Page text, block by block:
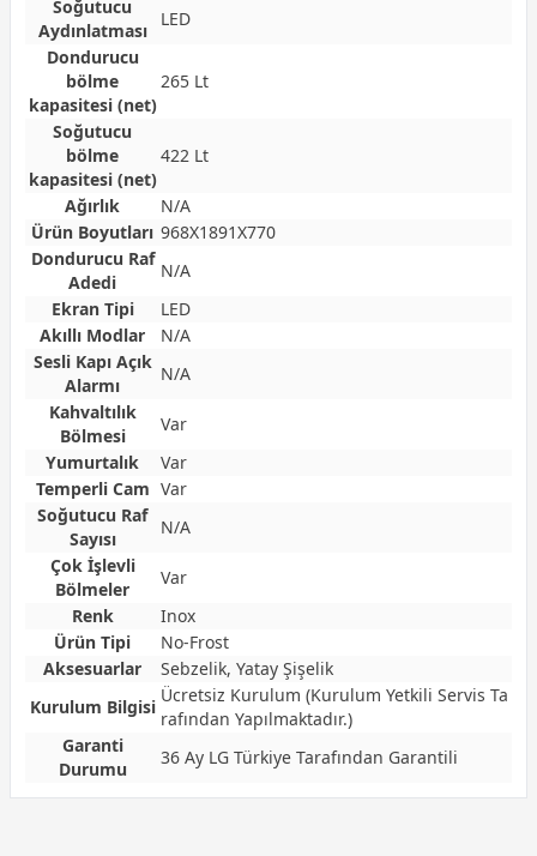
Soğutucu
Aydınlatması
LED
Dondurucu
bölme
kapasitesi (net)
265 Lt
Soğutucu
bölme
kapasitesi (net)
422 Lt
Ağırlık
N/A
Ürün Boyutları 968X1891X770
Dondurucu Raf
Adedi
N/A
Ekran Tipi
LED
Akıllı Modlar
N/A
Sesli Kapı Açık
Alarmı
N/A
Kahvaltılık
Bölmesi
Var
Yumurtalık
Var
Temperli Cam Var
Soğutucu Raf
Sayısı
N/A
Çok İşlevli
Bölmeler
Var
Renk
Inox
Ürün Tipi
No-Frost
Aksesuarlar
Sebzelik, Yatay Şişelik
Kurulum Bilgisi
Ücretsiz Kurulum (Kurulum Yetkili Servis Ta
rafından Yapılmaktadır.)
Garanti
Durumu
36 Ay LG Türkiye Tarafından Garantili